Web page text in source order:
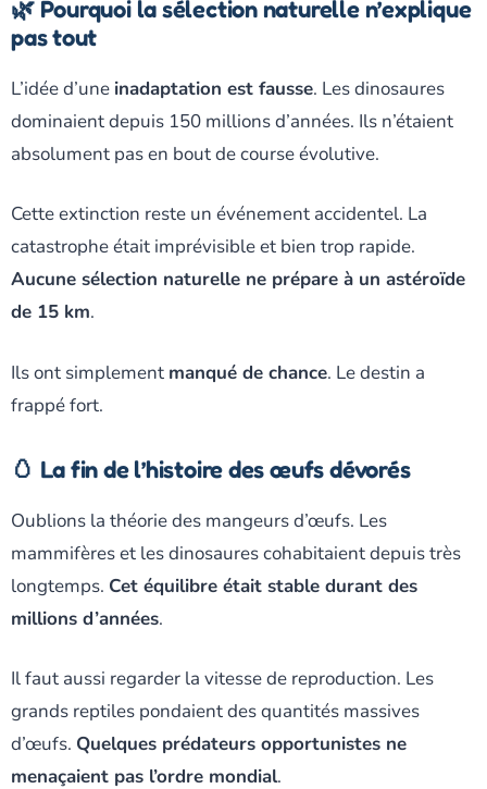
🌿 Pourquoi la sélection naturelle n’explique
pas tout
L’idée d’une inadaptation est fausse. Les dinosaures
dominaient depuis 150 millions d’années. Ils n’étaient
absolument pas en bout de course évolutive.
Cette extinction reste un événement accidentel. La
catastrophe était imprévisible et bien trop rapide.
Aucune sélection naturelle ne prépare à un astéroïde
de 15 km.
Ils ont simplement manqué de chance. Le destin a
frappé fort.
🥚 La fin de l’histoire des œufs dévorés
Oublions la théorie des mangeurs d’œufs. Les
mammifères et les dinosaures cohabitaient depuis très
longtemps. Cet équilibre était stable durant des
millions d’années.
Il faut aussi regarder la vitesse de reproduction. Les
grands reptiles pondaient des quantités massives
d’œufs. Quelques prédateurs opportunistes ne
menaçaient pas l’ordre mondial.